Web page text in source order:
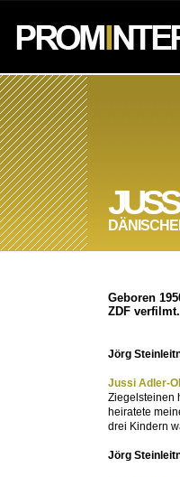
Geboren
ZDF
Jörg
Jussi Adler-
Ziegelsteinen
heiratete
drei Kindern
Jörg